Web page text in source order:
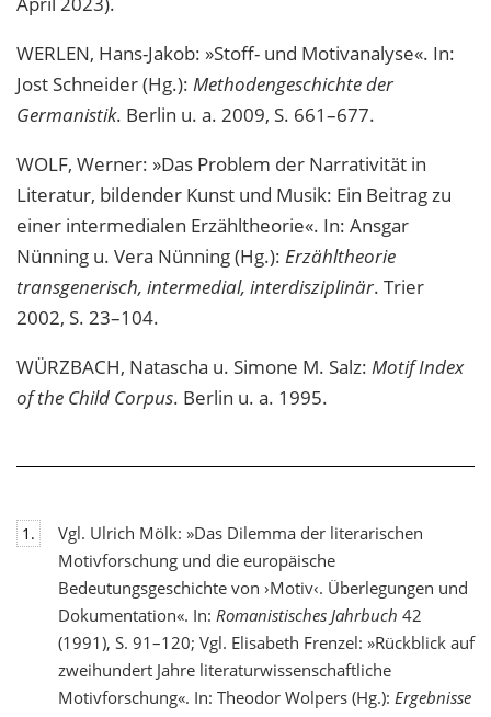
WERLEN, Hans-Jakob: »Stoff- und Motivanalyse«. In:
Jost Schneider (Hg.): Methodengeschichte der
Germanistik. Berlin u. a. 2009, S. 661–677.
WOLF, Werner: »Das Problem der Narrativität in
Literatur, bildender Kunst und Musik: Ein Beitrag zu
einer intermedialen Erzähltheorie«. In: Ansgar
Nünning u. Vera Nünning (Hg.): Erzähltheorie
transgenerisch, intermedial, interdisziplinär. Trier
2002, S. 23–104.
WÜRZBACH, Natascha u. Simone M. Salz: Motif Index
of the Child Corpus. Berlin u. a. 1995.
1.
Vgl. Ulrich Mölk: »Das Dilemma der literarischen
Motivforschung und die europäische
Bedeutungsgeschichte von ›Motiv‹. Überlegungen und
Dokumentation«. In: Romanistisches Jahrbuch 42
(1991), S. 91–120; Vgl. Elisabeth Frenzel: »Rückblick auf
zweihundert Jahre literaturwissenschaftliche
Motivforschung«. In: Theodor Wolpers (Hg.): Ergebnisse